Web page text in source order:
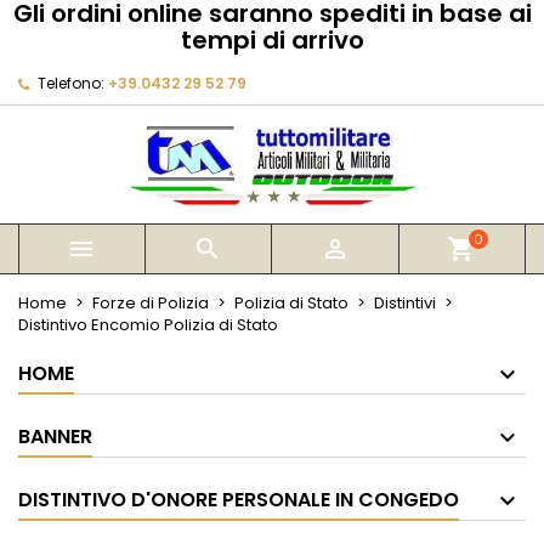
Gli ordini online saranno spediti in base ai
tempi di arrivo
Telefono: +39.0432 29 52 79
   shopping_cart0
Home Forze di Polizia Polizia di Stato
Distintivi
Distintivo Encomio Polizia di Stato
HOME
BANNER
DISTINTIVO D'ONORE PERSONALE IN CONGEDO
My wishlists
add_circle_outline Create new list
Crea lista dei desideri
Annulla Crea lista dei desideri
Devi avere effettuato l'accesso per salvare dei
prodotti nella tua lista dei desideri.
Annulla